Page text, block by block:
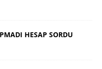
HESAP SORDU